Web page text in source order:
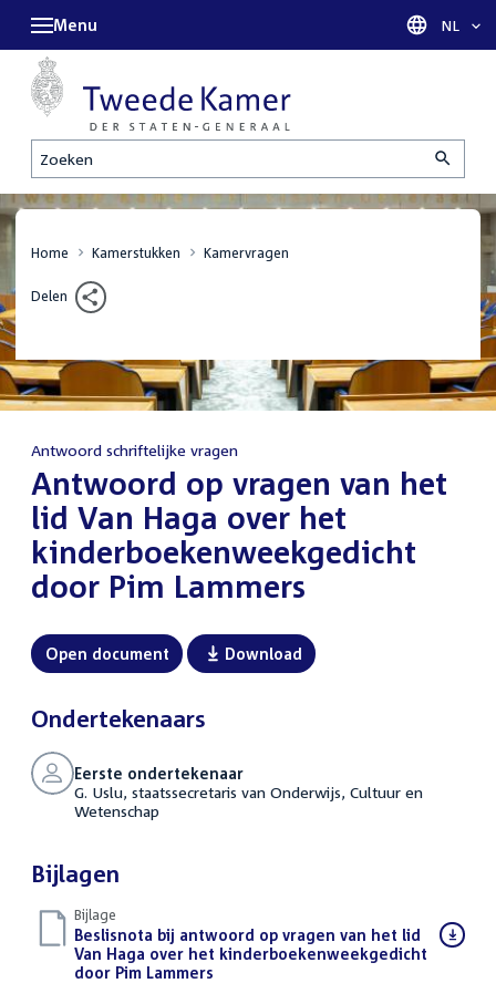
Zoeken
Menu Taal
NL
Home Kamerstukken Kamervragen
Delen
Antwoord schriftelijke vragen
Antwoord op vragen van het
lid Van Haga over het
kinderboekenweekgedicht
door Pim Lammers
Open document Download
Ondertekenaars
Eerste ondertekenaar
G. Uslu, staatssecretaris van Onderwijs, Cultuur en
Wetenschap
Bijlagen
Bijlage
Download
bestand:
Beslisnota bij antwoord op vragen van het lid
Van Haga over het kinderboekenweekgedicht
door Pim Lammers